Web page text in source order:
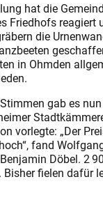
hat die
Friedhofs reagiert
die
in Ohmden
gab es
vorlegte: „Der
fand
Döbel. 2
Bisher fielen dafür